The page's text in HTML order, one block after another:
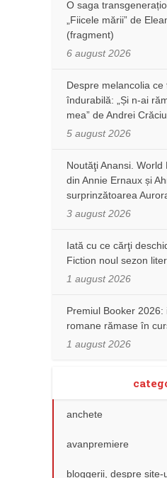
O saga
„Fiicele mării” de
(fragment)
6 august 2026
Despre melancolia ce
îndurabilă: „Și n-ai
mea” de Andrei
5 august 2026
Noutăţi Anansi.
din Annie Ernaux și
surprinzătoarea
3 august 2026
Iată cu ce cărţi
Fiction noul sezon
1 august 2026
Premiul Booker 2026:
romane rămase în
1 august 2026
anchete
avanpremiere
bloggerii, despre site-